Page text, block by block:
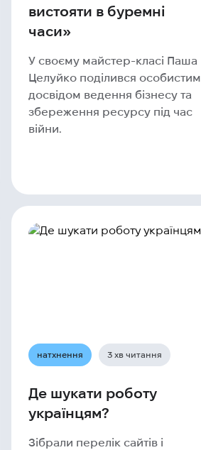
вистояти в буремні
часи»
У своєму майстер-класі Паша
Целуйко поділився особистим
досвідом ведення бізнесу та
збереження ресурсу під час
війни.
натхнення 3 хв читання
Де шукати роботу
українцям?
Зібрали перелік сайтів і